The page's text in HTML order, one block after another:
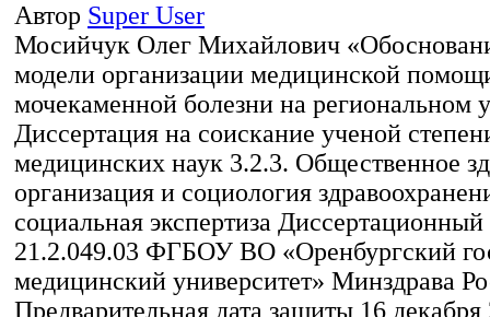
Автор Super User
Мосийчук Олег Михайлович
модели организации медицинской
мочекаменной болезни на региональном
Диссертация на соискание ученой
медицинских наук 3.2.3. Общественное
организация и социология
социальная экспертиза Диссертационный
21.2.049.03 ФГБОУ ВО «Оренбургский
медицинский университет» Минздрава
Предварительная дата защиты 16 декабря